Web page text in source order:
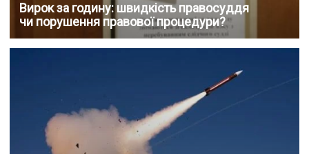
Вирок за годину: швидкість правосуддя
чи порушення правової процедури?